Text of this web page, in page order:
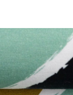
Auf die
Wunschliste